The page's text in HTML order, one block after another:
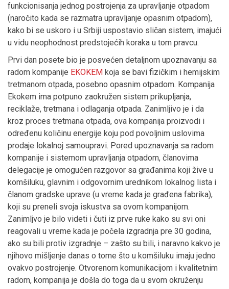
funkcionisanja jednog postrojenja za upravljanje otpadom
(naročito kada se razmatra upravljanje opasnim otpadom),
kako bi se uskoro i u Srbiji uspostavio sličan sistem, imajući
u vidu neophodnost predstojećih koraka u tom pravcu.
Prvi dan posete bio je posvećen detaljnom upoznavanju sa
radom kompanije EKOKEM koja se bavi fizičkim i hemijskim
tretmanom otpada, posebno opasnim otpadom. Kompanija
Ekokem ima potpuno zaokružen sistem prikupljanja,
reciklaže, tretmana i odlaganja otpada. Zanimljivo je i da
kroz proces tretmana otpada, ova kompanija proizvodi i
određenu količinu energije koju pod povoljnim uslovima
prodaje lokalnoj samoupravi. Pored upoznavanja sa radom
kompanije i sistemom upravljanja otpadom, članovima
delegacije je omogućen razgovor sa građanima koji žive u
komšiluku, glavnim i odgovornim urednikom lokalnog lista i
članom gradske uprave (u vreme kada je građena fabrika),
koji su preneli svoja iskustva sa ovom kompanijom.
Zanimljvo je bilo videti i čuti iz prve ruke kako su svi oni
reagovali u vreme kada je počela izgradnja pre 30 godina,
ako su bili protiv izgradnje – zašto su bili, i naravno kakvo je
njihovo mišljenje danas o tome što u komšiluku imaju jedno
ovakvo postrojenje. Otvorenom komunikacijom i kvalitetnim
radom, kompanija je došla do toga da u svom okruženju